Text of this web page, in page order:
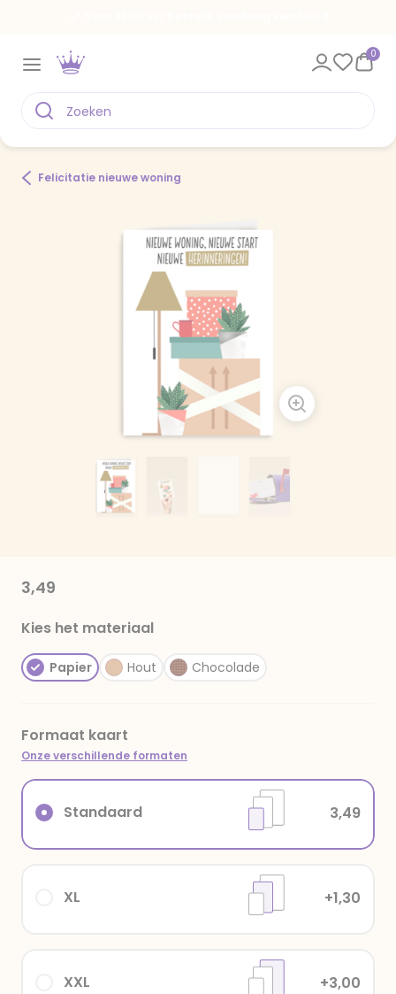
0
Felicitatie nieuwe woning
3,49
Kies het materiaal
Papier Hout Chocolade
Formaat kaart
Onze verschillende formaten
XXL +3,00
XL +1,30
Standaard 3,49